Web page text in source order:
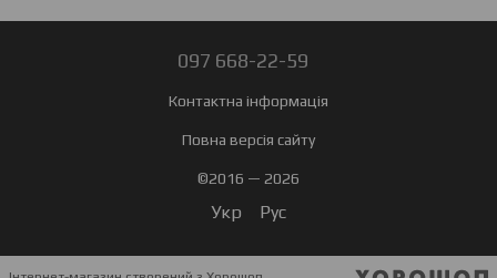
097 668-22-59
Контактна інформація
Повна версія сайту
©2016 — 2026
Укр Рус